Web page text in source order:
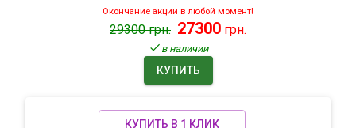
Окончание акции в любой момент!
29300грн. 27300 грн.
в наличии
КУПИТЬ
КУПИТЬ В 1 КЛИК